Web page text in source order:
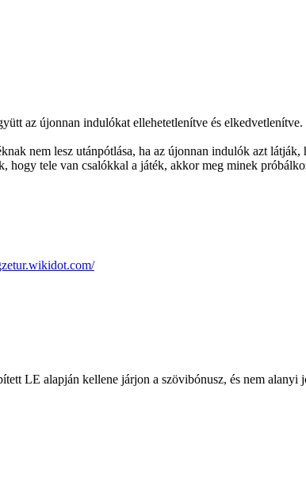
az újonnan indulókat ellehetetlenítve és elkedvetlenítve.
nem lesz utánpótlása, ha az újonnan indulók azt
hogy tele van csalókkal a játék, akkor meg minek
LE alapján kellene járjon a szövibónusz, és nem alanyi